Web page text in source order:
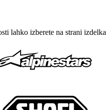
lahko izberete na strani izdelka